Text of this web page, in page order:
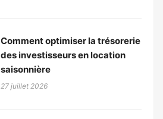
Comment optimiser la trésorerie
des investisseurs en location
saisonnière
27 juillet 2026